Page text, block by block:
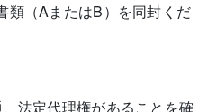
類（AまたはB）を同封くだ
法定代理権があることを確